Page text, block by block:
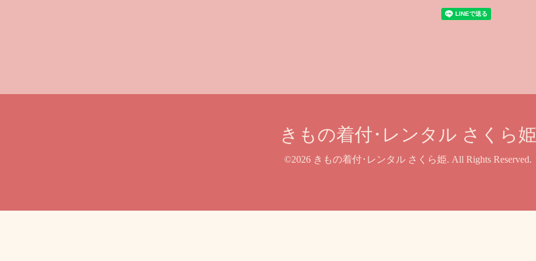
きもの着付･レンタル さくら姫
©2026 きもの着付･レンタル さくら姫. All Rights Reserved.